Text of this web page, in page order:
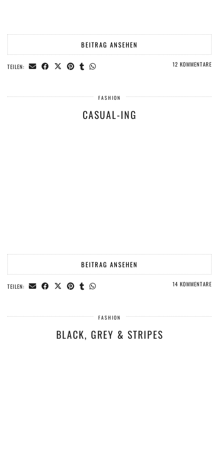
BEITRAG ANSEHEN
TEILEN: 12 KOMMENTARE
FASHION
CASUAL-ING
BEITRAG ANSEHEN
TEILEN: 14 KOMMENTARE
FASHION
BLACK, GREY & STRIPES